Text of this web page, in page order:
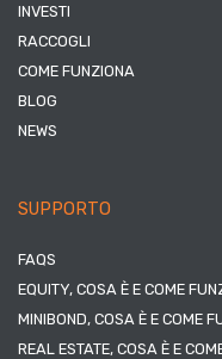
INVESTI
RACCOGLI
COME FUNZIONA
BLOG
NEWS
SUPPORTO
FAQS
EQUITY, COSA È E COME
MINIBOND, COSA È E COME
REAL ESTATE, COSA È E